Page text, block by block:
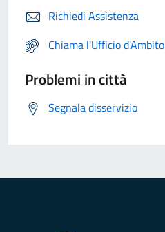
Richiedi Assistenza
Chiama l'Ufficio d'Ambito
Problemi in città
Segnala disservizio